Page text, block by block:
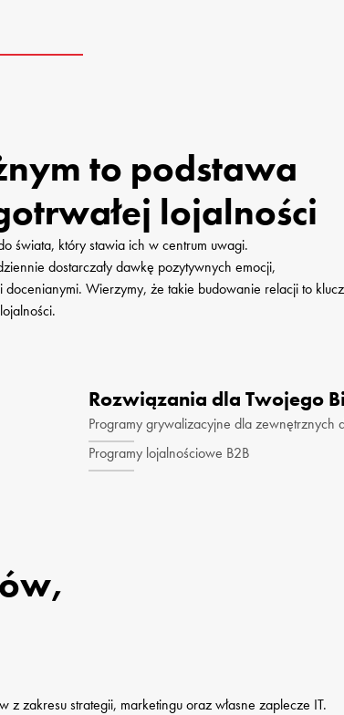
to podstawa
lojalności
świata, który stawia ich w centrum uwagi.
dostarczały dawkę pozytywnych emocji,
Rozwiązania dla Twojego
Programy grywalizacyjne dla zewnętrznych
Programy lojalnościowe B2B
zakresu strategii, marketingu oraz własne zaplecze IT.